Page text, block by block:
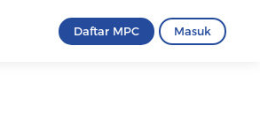
Daftar MPC Masuk